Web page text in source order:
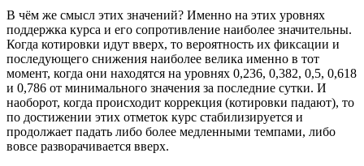
В чём же смысл этих значений? Именно на этих уровнях
поддержка курса и его сопротивление наиболее значительны.
Когда котировки идут вверх, то вероятность их фиксации и
последующего снижения наиболее велика именно в тот
момент, когда они находятся на уровнях 0,236, 0,382, 0,5, 0,618
и 0,786 от минимального значения за последние сутки. И
наоборот, когда происходит коррекция (котировки падают), то
по достижении этих отметок курс стабилизируется и
продолжает падать либо более медленными темпами, либо
вовсе разворачивается вверх.